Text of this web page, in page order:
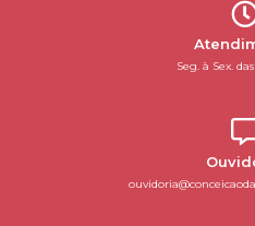
Seg. à Sex.